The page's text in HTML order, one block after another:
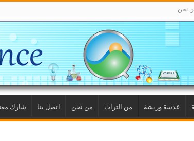
نحن
عدسة وريشة من التراث من نحن اتصل بنا شارك